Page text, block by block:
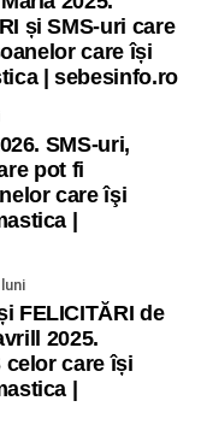
și SMS-uri care
care își
| sebesinfo.ro
SMS-uri,
pot fi
care îşi
|
FELICITĂRI de
2025.
celor care își
|